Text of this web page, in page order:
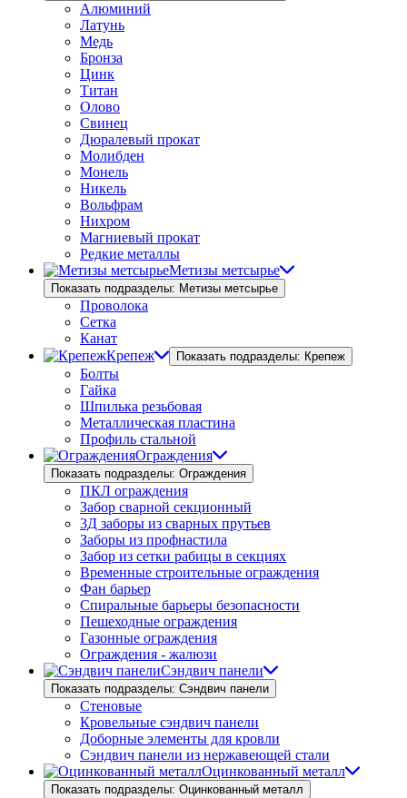
Алюминий
Латунь
Медь
Бронза
Цинк
Титан
Олово
Свинец
Дюралевый прокат
Молибден
Монель
Никель
Вольфрам
Нихром
Магниевый прокат
Редкие металлы
Метизы метсырье
Показать подразделы: Метизы метсырье
Проволока
Сетка
Канат
Крепеж
Показать подразделы: Крепеж
Болты
Гайка
Шпилька резьбовая
Металлическая пластина
Профиль стальной
Ограждения
Показать подразделы: Ограждения
ПКЛ ограждения
Забор сварной секционный
3Д заборы из сварных прутьев
Заборы из профнастила
Забор из сетки рабицы в секциях
Временные строительные ограждения
Фан барьер
Спиральные барьеры безопасности
Пешеходные ограждения
Газонные ограждения
Ограждения - жалюзи
Сэндвич панели
Показать подразделы: Сэндвич панели
Стеновые
Кровельные сэндвич панели
Доборные элементы для кровли
Сэндвич панели из нержавеющей стали
Оцинкованный металл
Показать подразделы: Оцинкованный металл